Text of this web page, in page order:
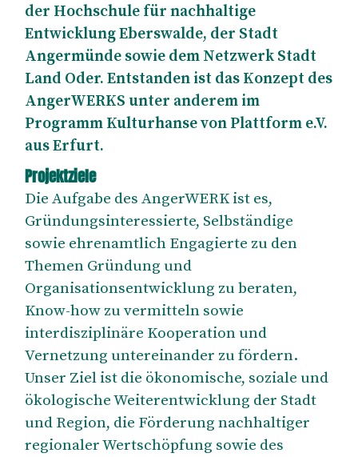
der Hochschule für nachhaltige
Entwicklung Eberswalde, der Stadt
Angermünde sowie dem Netzwerk Stadt
Land Oder. Entstanden ist das Konzept des
AngerWERKS unter anderem im
Programm Kulturhanse von Plattform e.V.
aus Erfurt.
Projektziele
Die Aufgabe des AngerWERK ist es,
Gründungsinteressierte, Selbständige
sowie ehrenamtlich Engagierte zu den
Themen Gründung und
Organisationsentwicklung zu beraten,
Know-how zu vermitteln sowie
interdisziplinäre Kooperation und
Vernetzung untereinander zu fördern.
Unser Ziel ist die ökonomische, soziale und
ökologische Weiterentwicklung der Stadt
und Region, die Förderung nachhaltiger
regionaler Wertschöpfung sowie des